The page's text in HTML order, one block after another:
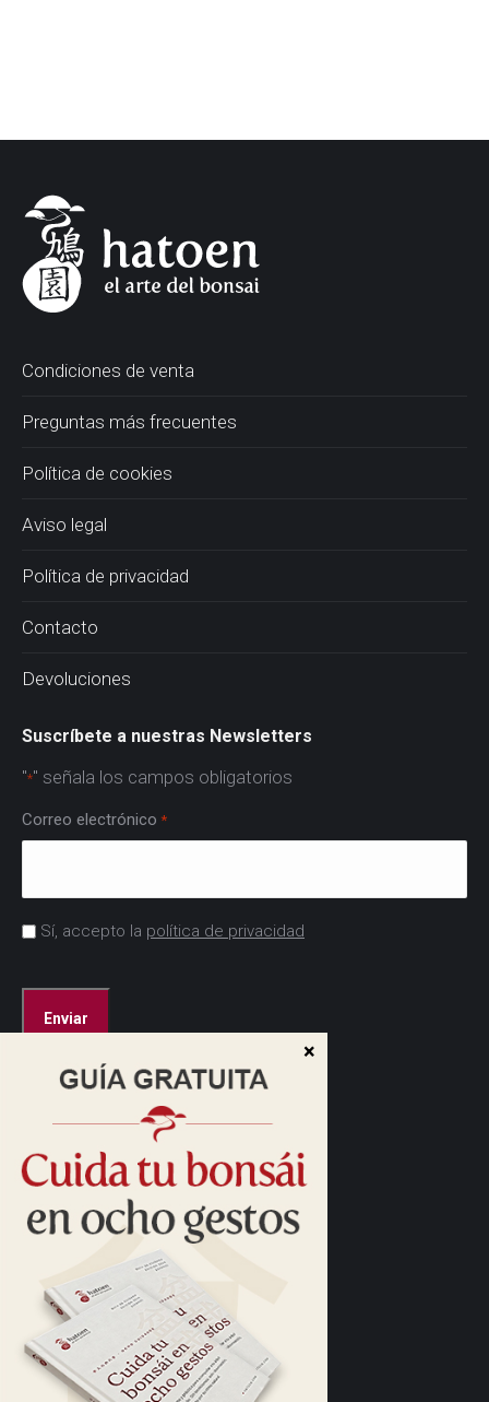
Condiciones de venta
Preguntas más frecuentes
Política de cookies
Aviso legal
Política de privacidad
Contacto
Devoluciones
Suscríbete a nuestras Newsletters
"*" señala los campos obligatorios
Correo electrónico *
Acuerdo
Sí, accepto la política de privacidad
Dirección:
Cam. de las Caudalosas, s/n
28690 Brunete, Madrid
Cómo llegar>
10:00 a 13:30
16:00 a 17:30
Horario de verano:Tardes cerrado